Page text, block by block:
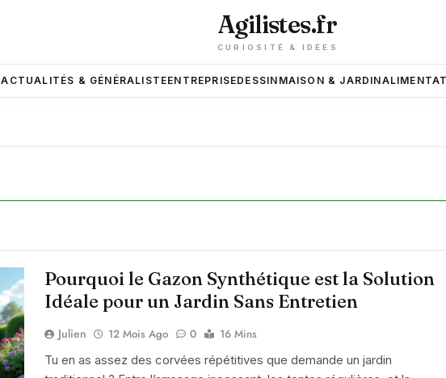
Agilistes.fr
CURIOSITÉ & IDÉES
ACTUALITÉS & GÉNÉRALISTEENTREPRISEDESSIN MAISON & JARDIN
Pourquoi le Gazon Synthétique est la Solution
Idéale pour un Jardin Sans Entretien
Julien 12 Mois Ago 0
16 Mins
Tu en as assez des corvées répétitives que demande un jardin